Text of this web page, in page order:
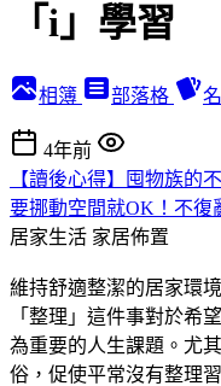
「i」學習
相簿 部落格
4年前
【讀後心得】囤物族的
要挪動空間就OK！不復
居家生活 家居佈置
維持舒適整潔的居家環
「整理」這件事對於希
為重要的人生課題。尤
俗，促使平常沒有整理